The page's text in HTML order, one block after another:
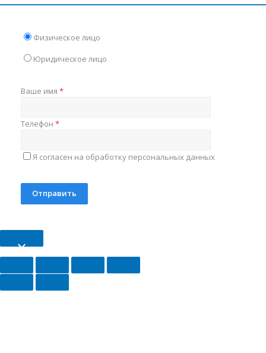
Физическое лицо
Юридическое лицо
Ваше имя *
Телефон *
Я согласен на обработку персональных данных
×